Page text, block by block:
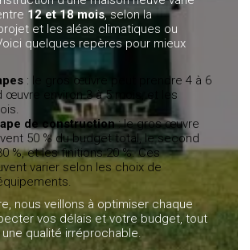
12 et 18 mois, selon la
et les aléas climatiques ou
quelques repères pour mieux
: le gros œuvre peut prendre 4 à 6
œuvre environ 3 à 5 mois, et les
de construction: le gros œuvre
50 % du budget total, le second
%, et les finitions 20 %. Ces
varier selon les choix de
nous veillons à optimiser chaque
vos délais et votre budget, tout
qualité irréprochable.